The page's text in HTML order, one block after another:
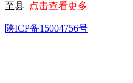
至县 点击查看更多
陕ICP备15004756号